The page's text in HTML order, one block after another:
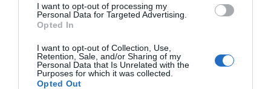
I want to opt-out of processing my
Personal Data for Targeted Advertising.
Opted In
I want to opt-out of Collection, Use,
Retention, Sale, and/or Sharing of my
Personal Data that Is Unrelated with the
Purposes for which it was collected.
Opted Out